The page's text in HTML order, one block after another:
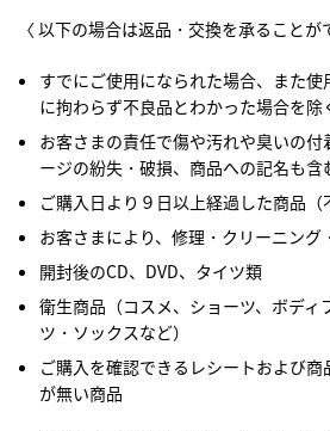
〈 以下の場合は返品・交換を承ることが
すでにご使用になられた場合、また
に拘わらず不良品とわかった場合を除
お客さまの責任で傷や汚れや臭いの
ージの紛失・破損、商品への記名も含
ご購入日より９日以上経過した商品（
お客さまにより、修理・クリーニング
開封後のCD、DVD、タイツ類
衛生商品（コスメ、ショーツ、ボディ
ツ・ソックスなど）
ご購入を確認できるレシートおよび商
が無い商品